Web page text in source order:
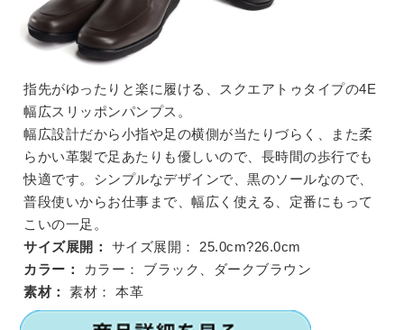
指先がゆったりと楽に履ける、スクエアトゥタイプの4E
幅広スリッポンパンプス。
幅広設計だから小指や足の横側が当たりづらく、また柔
らかい革製で足あたりも優しいので、長時間の歩行でも
快適です。シンプルなデザインで、黒のソールなので、
普段使いからお仕事まで、幅広く使える、定番にもって
こいの一足。
サイズ展開：
サイズ展開：
25.0cm?26.0cm
カラー：
カラー：
ブラック、ダークブラウン
素材：
素材： 本革